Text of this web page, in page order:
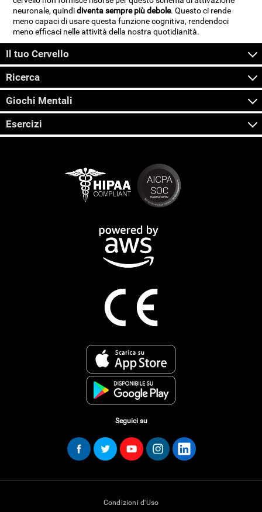
neuronale, quindidiventa sempre più debole. Questo ci rende
meno capaci di usare questa funzione cognitiva, rendendoci
meno efficaci nelle attività della nostra quotidianità.
Il tuo Cervello
Ricerca
Giochi Mentali
Esercizi
Seguici su
Condizioni d'Uso